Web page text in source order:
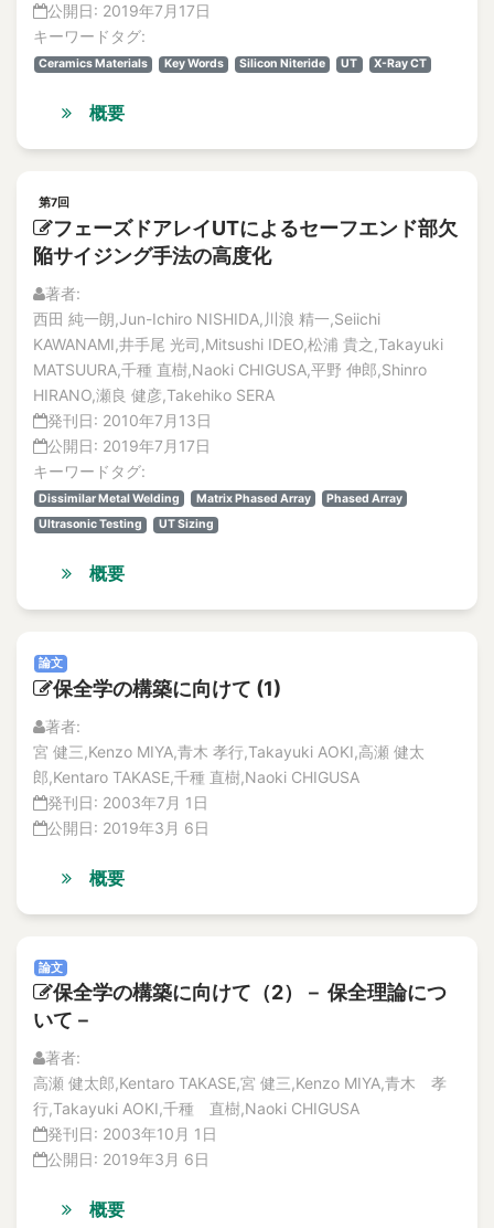
公開日: 2019年7月17日
キーワードタグ:
Ceramics Materials Key Words Silicon Niteride UT X-Ray CT
概要
第7回
フェーズドアレイUTによるセーフエンド部欠
陥サイジング手法の高度化
著者:
西田 純一朗,Jun-Ichiro NISHIDA,川浪 精一,Seiichi
KAWANAMI,井手尾 光司,Mitsushi IDEO,松浦 貴之,Takayuki
MATSUURA,千種 直樹,Naoki CHIGUSA,平野 伸郎,Shinro
HIRANO,瀬良 健彦,Takehiko SERA
発刊日: 2010年7月13日
公開日: 2019年7月17日
キーワードタグ:
Dissimilar Metal Welding Matrix Phased Array
Phased Array
Ultrasonic Testing
UT Sizing
概要
論文
保全学の構築に向けて (1)
著者:
宮 健三,Kenzo MIYA,青木 孝行,Takayuki AOKI,高瀬 健太
郎,Kentaro TAKASE,千種 直樹,Naoki CHIGUSA
発刊日: 2003年7月 1日
公開日: 2019年3月 6日
概要
論文
保全学の構築に向けて（2）－ 保全理論につ
いて－
著者:
高瀬 健太郎,Kentaro TAKASE,宮 健三,Kenzo MIYA,青木 孝
行,Takayuki AOKI,千種 直樹,Naoki CHIGUSA
発刊日: 2003年10月 1日
公開日: 2019年3月 6日
概要